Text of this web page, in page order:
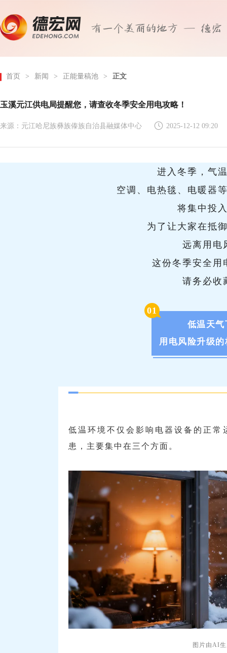
首页 > 新闻 > 正能量稿池 > 正文
玉溪元江供电局提醒您，请查收冬季安全用电攻略！
来源：元江哈尼族彝族傣族自治县融媒体中心 2025-12-12 09:20
进入冬季，气
空调、电热毯、电暖器
将集中投
为了让大家在抵
远离用电
这份冬季安全用
请务必收
01
低温天气
用电风险升级的
低温环境不仅会影响电器设备的正
患，主要集中在三个方面。
图片由AI